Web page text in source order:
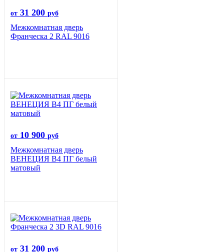
от 31 200 руб
Межкомнатная дверь
Франческа 2 RAL 9016
от 10 900 руб
Межкомнатная дверь
ВЕНЕЦИЯ B4 ПГ белый
матовый
от 31 200 руб